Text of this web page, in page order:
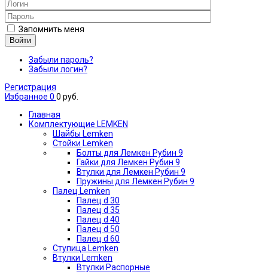
Запомнить меня
Войти
Забыли пароль?
Забыли логин?
Регистрация
Избранное 0 0 руб.
Главная
Комплектующие LEMKEN
Шайбы Lemken
Стойки Lemken
Болты для Лемкен Рубин 9
Гайки для Лемкен Рубин 9
Втулки для Лемкен Рубин 9
Пружины для Лемкен Рубин 9
Палец Lemken
Палец d 30
Палец d 35
Палец d 40
Палец d 50
Палец d 60
Ступица Lemken
Втулки Lemken
Втулки Распорные